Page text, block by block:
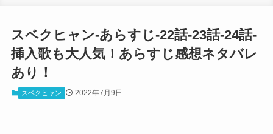
スベクヒャン-あらすじ-22話-23話-24話-
挿入歌も大人気！あらすじ感想ネタバレ
あり！
スベクヒャン 2022年7月9日